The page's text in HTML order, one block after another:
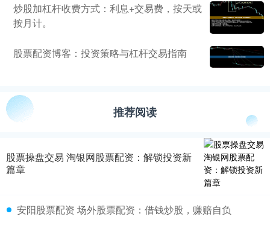
炒股加杠杆收费方式：利息+交易费，按天或
按月计。
股票配资博客：投资策略与杠杆交易指南
推荐阅读
股票操盘交易 淘银网股票配资：解锁投资新
篇章
安阳股票配资 场外股票配资：借钱炒股，赚赔自负